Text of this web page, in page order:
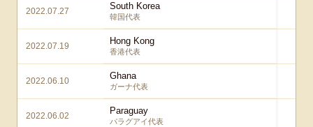
2022.07.27 South Korea
韓国代表
2022.07.19 Hong Kong
香港代表
2022.06.10 Ghana
ガーナ代表
2022.06.02 Paraguay
パラグアイ代表